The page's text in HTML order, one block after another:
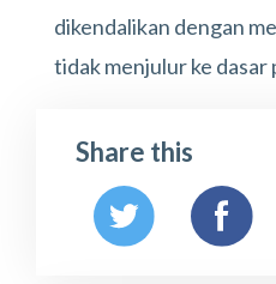
dikendalikan dengan
tidak menjulur ke dasar
Share this